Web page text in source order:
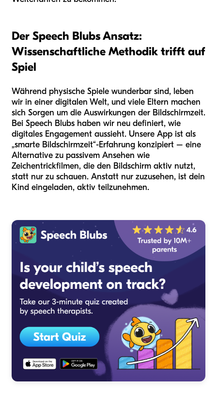
Der Speech Blubs Ansatz:
Wissenschaftliche Methodik trifft auf
Spiel
Während physische Spiele wunderbar sind, leben
wir in einer digitalen Welt, und viele Eltern machen
sich Sorgen um die Auswirkungen der Bildschirmzeit.
Bei Speech Blubs haben wir neu definiert, wie
digitales Engagement aussieht. Unsere App ist als
„smarte Bildschirmzeit“-Erfahrung konzipiert – eine
Alternative zu passivem Ansehen wie
Zeichentrickfilmen, die den Bildschirm aktiv nutzt,
statt nur zu schauen. Anstatt nur zuzusehen, ist dein
Kind eingeladen, aktiv teilzunehmen.